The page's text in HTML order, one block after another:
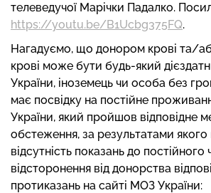
телеведучої Марічки Падалко.
https://youtu.be/B1Ucbg375FQ.
Нагадуємо, що донором крові та/
крові може бути будь-який
України, іноземець чи особа без
має посвідку на постійне
України, який пройшов відповідне
обстеження, за результатами
відсутність показань до
відсторонення від донорства
протиказань на сайті МОЗ України: